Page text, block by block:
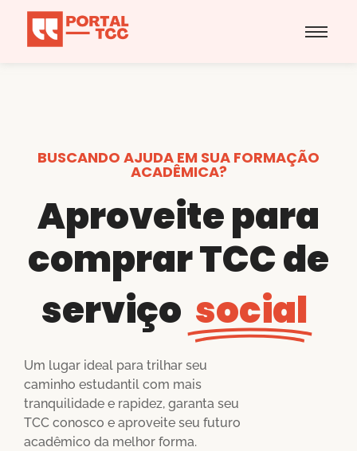
BUSCANDO AJUDA EM SUA FORMAÇÃO
ACADÊMICA?
Aproveite para
comprar TCC de
serviço social
Um lugar ideal para trilhar seu
caminho estudantil com mais
tranquilidade e rapidez, garanta seu
TCC conosco e aproveite seu futuro
acadêmico da melhor forma.